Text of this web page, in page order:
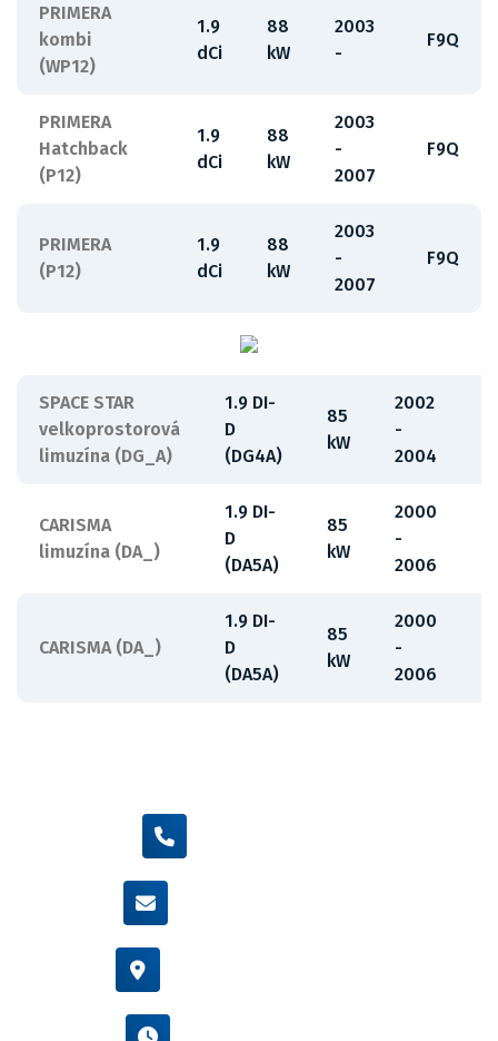
PRIMERA
kombi
(WP12)
1.9
dCi
88
kW
2003
-
F9Q
PRIMERA
Hatchback
(P12)
1.9
dCi
88
kW
2003
-
2007
F9Q
PRIMERA
(P12)
1.9
dCi
88
kW
2003
-
2007
F9Q
SPACE STAR
velkoprostorová
limuzína (DG_A)
1.9 DI-
D
(DG4A)
85
kW
2002
-
2004
CARISMA
limuzína (DA_)
1.9 DI-
D
(DA5A)
85
kW
2000
-
2006
CARISMA (DA_)
1.9 DI-
D
(DA5A)
85
kW
2000
-
2006